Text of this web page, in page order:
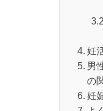
妊
男
の
妊